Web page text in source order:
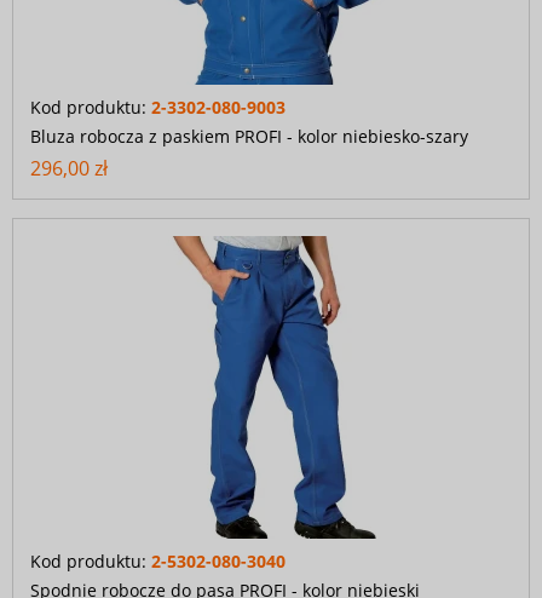
Kod produktu: 2-3302-080-9003
Bluza robocza z paskiem PROFI - kolor niebiesko-szary
296,00 zł
Kod produktu: 2-5302-080-3040
Spodnie robocze do pasa PROFI - kolor niebieski